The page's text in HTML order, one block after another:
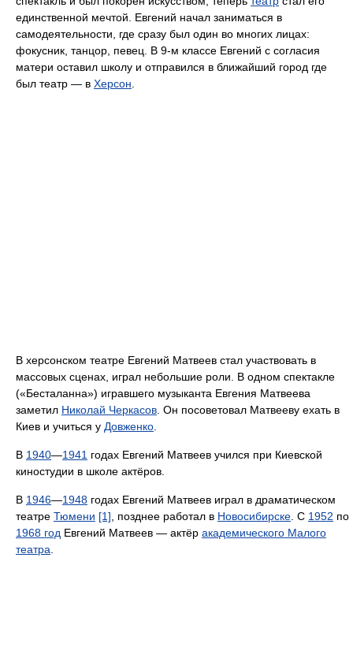
единственной мечтой. Евгений начал заниматься в
самодеятельности, где сразу был один во многих лицах:
фокусник, танцор, певец. В 9-м классе Евгений с согласия
матери оставил школу и отправился в ближайший город где
был театр — в Херсон
В херсонском театре Евгений Матвеев стал участвовать в
массовых сценах, играл небольшие роли. В одном спектакле
(«Бесталанна») игравшего музыканта Евгения Матвеева
заметил Николай Черкасов . Он посоветовал Матвееву ехать в
Киев и учиться у Довженко
В 1940—1941 годах Евгений Матвеев учился при Киевской
киностудии в школе актёров.
В 1946—1948 годах Евгений Матвеев играл в драматическом
театре Тюмени [1] , позднее работал в Новосибирске . С 1952 по
1968 год Евгений Матвеев — актёр академического Малого
театра